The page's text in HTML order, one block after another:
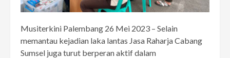
Musiterkini Palembang 26 Mei 2023 – Selain
memantau kejadian laka lantas Jasa Raharja Cabang
Sumsel juga turut berperan aktif dalam